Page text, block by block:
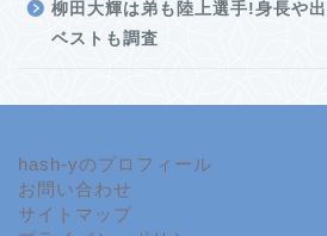
柳田大輝は弟も陸上選手!身長や
ベストも調査
hash-yのプロフィール
お問い合わせ
サイトマップ